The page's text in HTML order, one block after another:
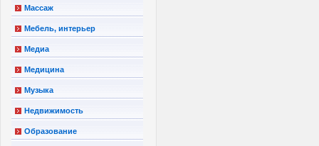
Массаж
Мебель, интерьер
Медиа
Медицина
Музыка
Недвижимость
Образование